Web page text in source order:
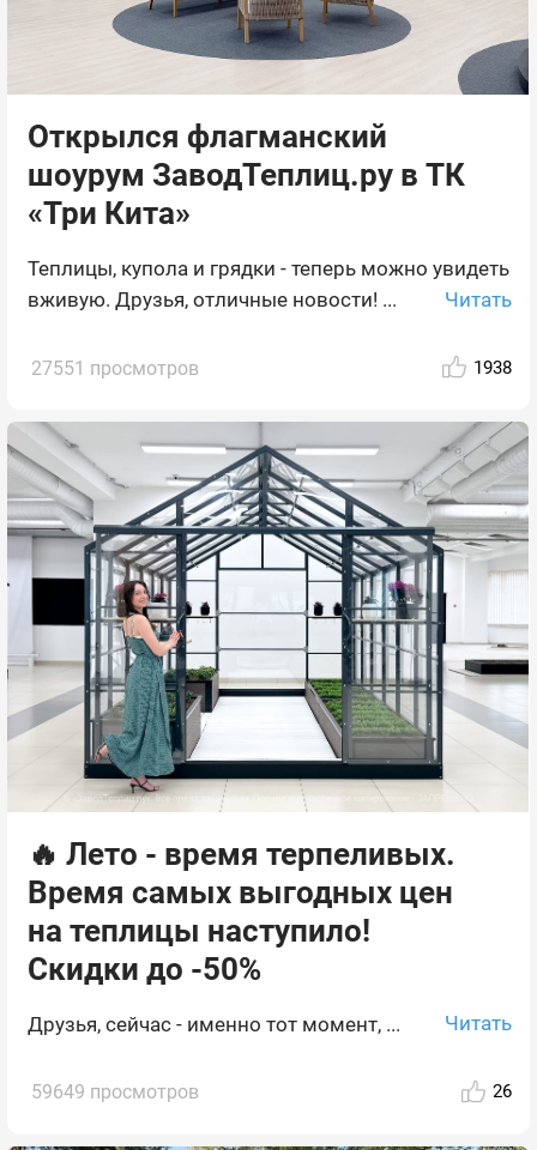
Открылся флагманский
шоурум ЗаводТеплиц.ру в ТК
«Три Кита»
Теплицы, купола и грядки - теперь можно увидеть
вживую. Друзья, отличные новости! ...
Читать
27551 просмотров 1938
🔥 Лето - время терпеливых.
Время самых выгодных цен
на теплицы наступило!
Скидки до -50%
Друзья, сейчас - именно тот момент, ... Читать
59649 просмотров 26